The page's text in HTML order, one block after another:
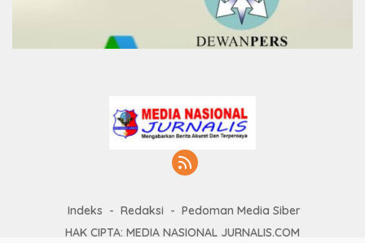
Indeks Redaksi
Pedoman Media Siber
HAK CIPTA: MEDIA NASIONAL JURNALIS.COM